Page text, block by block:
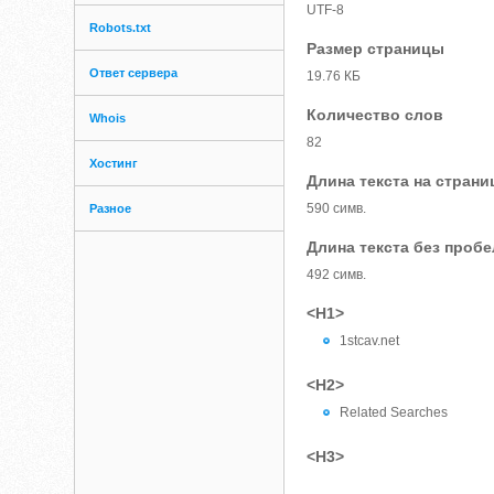
Robots.txt
Ответ сервера
Whois
Хостинг
Разное
UTF-8
Размер страницы
19.76 КБ
Количество слов
82
Длина текста на
590 симв.
Длина текста без
492 симв.
<H1>
1stcav.net
<H2>
Related Searches
<H3>